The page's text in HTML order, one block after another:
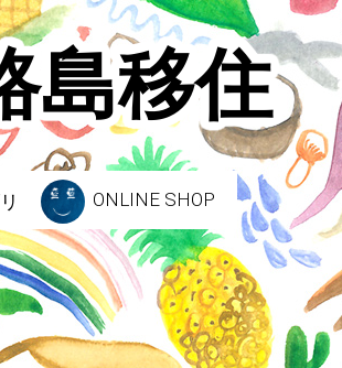
島移住
ONLINE SHOP